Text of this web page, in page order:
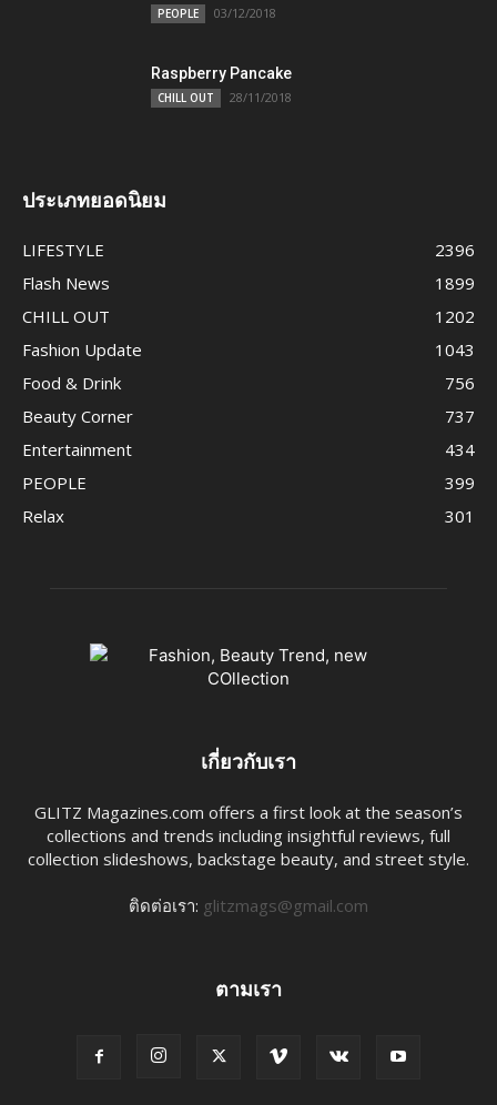
PEOPLE 03/12/2018
Raspberry Pancake
CHILL OUT 28/11/2018
ประเภทยอดนิยม
LIFESTYLE
2396
Flash News
1899
CHILL OUT
1202
Fashion Update
1043
Food & Drink
756
Beauty Corner
737
Entertainment
434
PEOPLE
399
Relax
301
เกี่ยวกับเรา
GLITZ Magazines.com offers a first look at the season’s
collections and trends including insightful reviews, full
collection slideshows, backstage beauty, and street style.
ติดต่อเรา: glitzmags@gmail.com
ตามเรา